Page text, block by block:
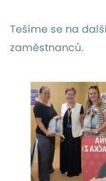
Tešíme se na
zaměstnanců.